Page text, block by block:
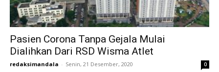
Pasien Corona Tanpa Gejala Mulai
Dialihkan Dari RSD Wisma Atlet
redaksimandala - Senin, 21 Desember, 2020 0